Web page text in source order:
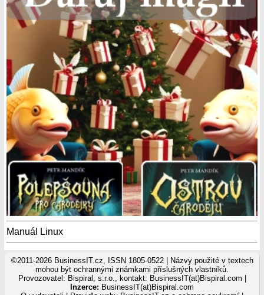
Manuál Linux
©2011-2026 BusinessIT.cz, ISSN 1805-0522 | Názvy použité v textech
mohou být ochrannými známkami příslušných vlastníků.
Provozovatel: Bispiral, s.r.o., kontakt: BusinessIT(at)Bispiral.com |
Inzerce: BusinessIT(at)Bispiral.com